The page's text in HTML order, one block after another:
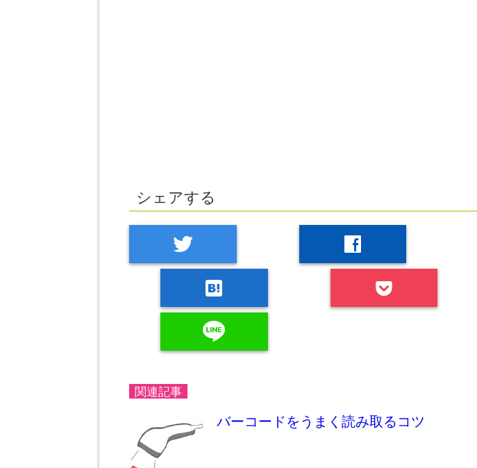
シェアする
twitter
facebook
hatenabookmark
line
関連記事
バーコードをうまく読み取るコツ